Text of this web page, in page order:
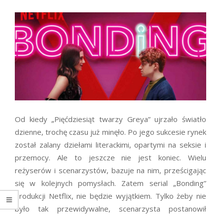
Od kiedy „Pięćdziesiąt twarzy Greya” ujrzało światło
dzienne, trochę czasu już minęło. Po jego sukcesie rynek
został zalany dziełami literackimi, opartymi na seksie i
przemocy. Ale to jeszcze nie jest koniec. Wielu
reżyserów i scenarzystów, bazuje na nim, prześcigając
się w kolejnych pomysłach. Zatem serial „Bonding”
produkcji Netflix, nie będzie wyjątkiem. Tylko żeby nie
było tak przewidywalne, scenarzysta postanowił